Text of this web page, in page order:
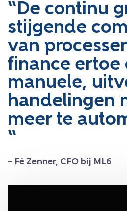
“De continu
stijgende
van
finance ertoe
manuele,
handelingen
meer te
“
– Fé Zenner, CFO bij ML6